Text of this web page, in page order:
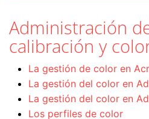
Administración
calibración y
La gestión de color en
La gestión del color en
La gestión del color en
Los perfiles de color